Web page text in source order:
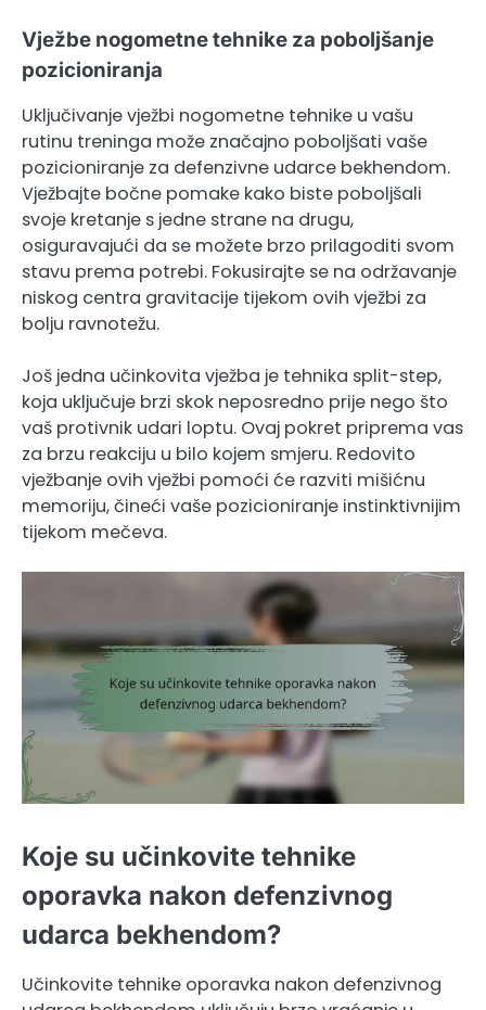
Vježbe nogometne tehnike za poboljšanje
pozicioniranja
Uključivanje vježbi nogometne tehnike u vašu
rutinu treninga može značajno poboljšati vaše
pozicioniranje za defenzivne udarce bekhendom.
Vježbajte bočne pomake kako biste poboljšali
svoje kretanje s jedne strane na drugu,
osiguravajući da se možete brzo prilagoditi svom
stavu prema potrebi. Fokusirajte se na održavanje
niskog centra gravitacije tijekom ovih vježbi za
bolju ravnotežu.
Još jedna učinkovita vježba je tehnika split-step,
koja uključuje brzi skok neposredno prije nego što
vaš protivnik udari loptu. Ovaj pokret priprema vas
za brzu reakciju u bilo kojem smjeru. Redovito
vježbanje ovih vježbi pomoći će razviti mišićnu
memoriju, čineći vaše pozicioniranje instinktivnijim
tijekom mečeva.
Koje su učinkovite tehnike
oporavka nakon defenzivnog
udarca bekhendom?
Učinkovite tehnike oporavka nakon defenzivnog